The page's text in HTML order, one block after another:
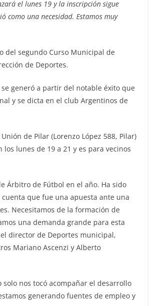
el lunes 19 y la inscripción sigue
como una necesidad. Estamos muy
del segundo Curso Municipal de
de Deportes.
generó a partir del notable éxito que
y se dicta en el club Argentinos de
de Pilar (Lorenzo López 588, Pilar)
lunes de 19 a 21 y es para vecinos
Árbitro de Fútbol en el año. Ha sido
que fue una apuesta ante una
Necesitamos de la formación de
una demanda grande para esta
director de Deportes municipal,
Mariano Ascenzi y Alberto
nos tocó acompañar el desarrollo
generando fuentes de empleo y